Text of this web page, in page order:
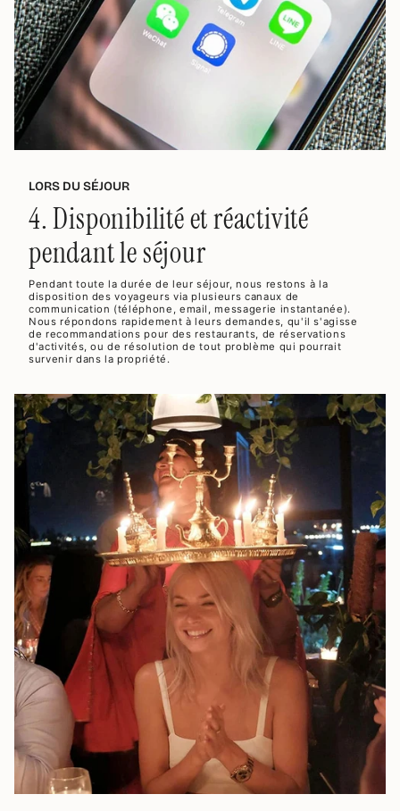
LORS DU SÉJOUR
4. Disponibilité et réactivité
pendant le séjour
Pendant toute la durée de leur séjour, nous restons à la
disposition des voyageurs via plusieurs canaux de
communication (téléphone, email, messagerie instantanée).
Nous répondons rapidement à leurs demandes, qu'il s'agisse
de recommandations pour des restaurants, de réservations
d'activités, ou de résolution de tout problème qui pourrait
survenir dans la propriété.